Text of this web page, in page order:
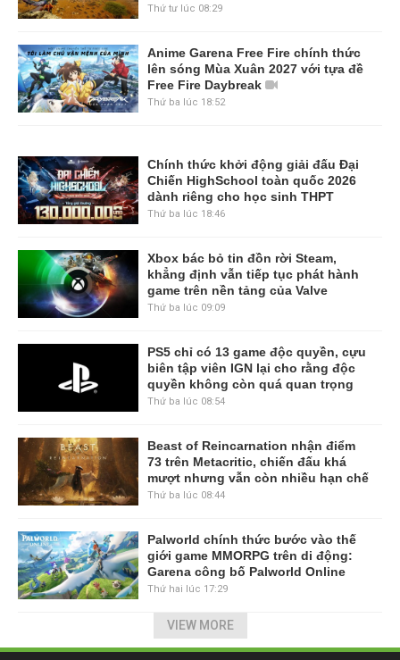
Thứ tư lúc 08:29
Anime Garena Free Fire chính thức
lên sóng Mùa Xuân 2027 với tựa đề
Free Fire Daybreak
Thứ ba lúc 18:52
Chính thức khởi động giải đấu Đại
Chiến HighSchool toàn quốc 2026
dành riêng cho học sinh THPT
Thứ ba lúc 18:46
Xbox bác bỏ tin đồn rời Steam,
khẳng định vẫn tiếp tục phát hành
game trên nền tảng của Valve
Thứ ba lúc 09:09
PS5 chỉ có 13 game độc quyền, cựu
biên tập viên IGN lại cho rằng độc
quyền không còn quá quan trọng
Thứ ba lúc 08:54
Beast of Reincarnation nhận điểm
73 trên Metacritic, chiến đấu khá
mượt nhưng vẫn còn nhiều hạn chế
Thứ ba lúc 08:44
Palworld chính thức bước vào thế
giới game MMORPG trên di động:
Garena công bố Palworld Online
Thứ hai lúc 17:29
VIEW MORE